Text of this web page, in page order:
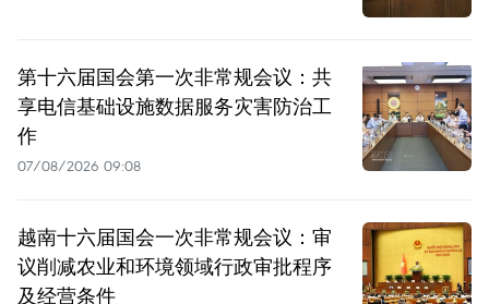
第十六届国会第一次非常规会议：共
享电信基础设施数据服务灾害防治工
作
07/08/2026 09:08
越南十六届国会一次非常规会议：审
议削减农业和环境领域行政审批程序
及经营条件